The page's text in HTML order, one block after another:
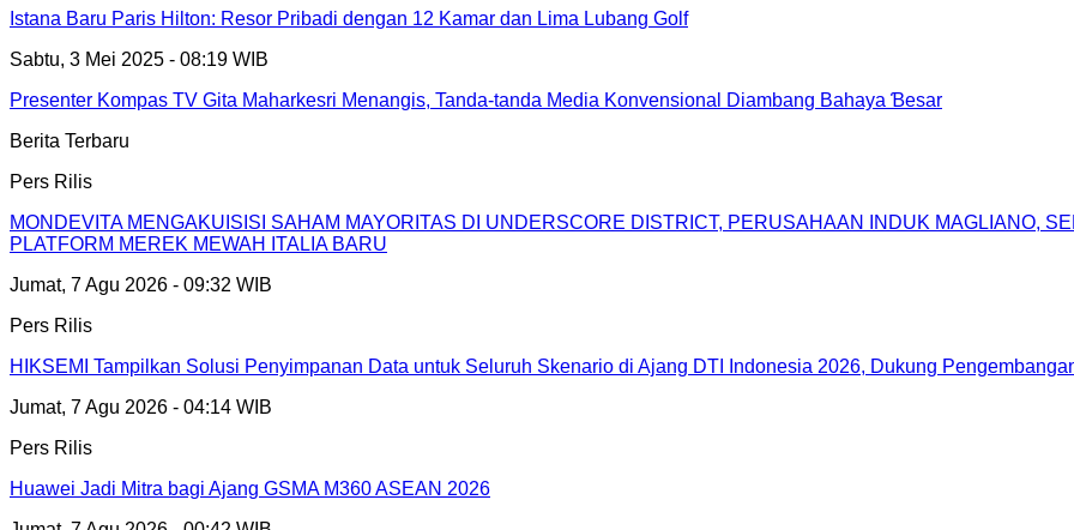
Istana Baru Paris Hilton: Resor Pribadi dengan 12 Kamar dan Lima Lubang Golf
Sabtu, 3 Mei 2025 - 08:19 WIB
Presenter Kompas TV Gita Maharkesri Menangis, Tanda-tanda Media Konvensional Diambang Bahaya Ɓesar
Berita Terbaru
Pers Rilis
MONDEVITA MENGAKUISISI SAHAM MAYORITAS DI UNDERSCORE DISTRICT, PERUSAHAAN INDUK MAGLIANO,
PLATFORM MEREK MEWAH ITALIA BARU
Jumat, 7 Agu 2026 - 09:32 WIB
Pers Rilis
HIKSEMI Tampilkan Solusi Penyimpanan Data untuk Seluruh Skenario di Ajang DTI Indonesia 2026, Dukung
Jumat, 7 Agu 2026 - 04:14 WIB
Pers Rilis
Huawei Jadi Mitra bagi Ajang GSMA M360 ASEAN 2026